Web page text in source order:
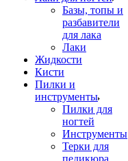
Базы, топы и
разбавители
для лака
Лаки
Жидкости
Кисти
Пилки и
инструменты
Пилки для
ногтей
Инструменты
Терки для
педикюра